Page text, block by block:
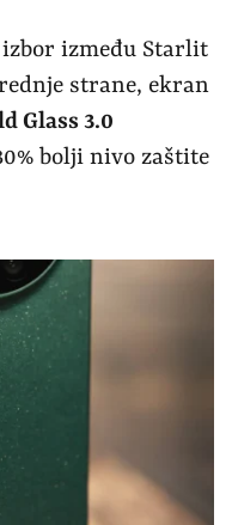
izbor između Starlit
strane, ekran
Glass 3.0
bolji nivo zaštite